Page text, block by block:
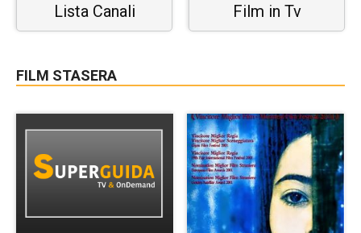
Lista Canali Film in Tv
FILM STASERA